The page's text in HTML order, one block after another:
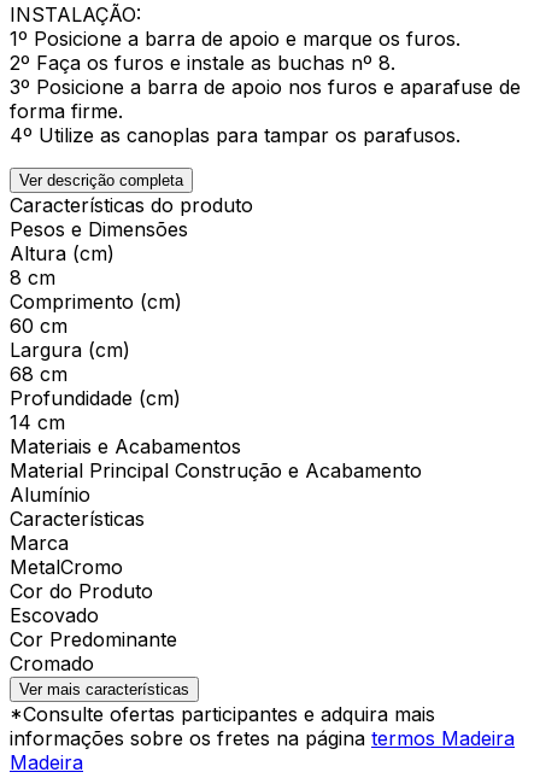
INSTALAÇÃO:
1º Posicione a barra de apoio e marque os furos.
2º Faça os furos e instale as buchas nº 8.
3º Posicione a barra de apoio nos furos e aparafuse de
forma firme.
4º Utilize as canoplas para tampar os parafusos.
Ver descrição completa
Características do produto
Pesos e Dimensões
Altura (cm)
8 cm
Comprimento (cm)
60 cm
Largura (cm)
68 cm
Profundidade (cm)
14 cm
Materiais e Acabamentos
Material Principal Construção e Acabamento
Alumínio
Características
Marca
MetalCromo
Cor do Produto
Escovado
Cor Predominante
Cromado
Ver mais características
*Consulte ofertas participantes e adquira mais
informações sobre os fretes na página termos Madeira
Madeira